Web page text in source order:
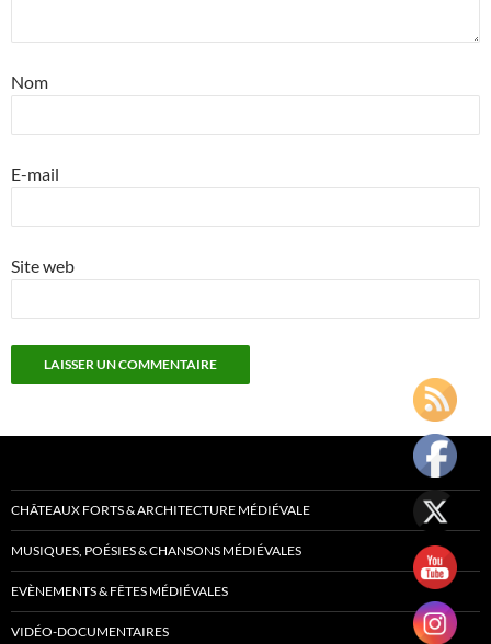
Nom
E-mail
Site web
CHÂTEAUX FORTS & ARCHITECTURE MÉDIÉVALE
MUSIQUES, POÉSIES & CHANSONS MÉDIÉVALES
EVÈNEMENTS & FÊTES MÉDIÉVALES
VIDÉO-DOCUMENTAIRES